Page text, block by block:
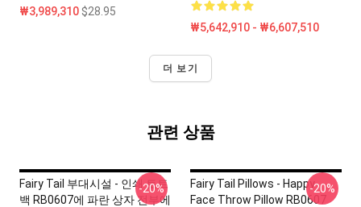
₩3,989,310$28.95
₩5,642,910 - ₩6,607,510
더 보기
관련 상품
Fairy Tail 부대시설 - 인쇄 토트
백 RB0607에 파란 상자 전부에
-20%
Fairy Tail Pillows - Happy
Face Throw Pillow RB0607
-20%